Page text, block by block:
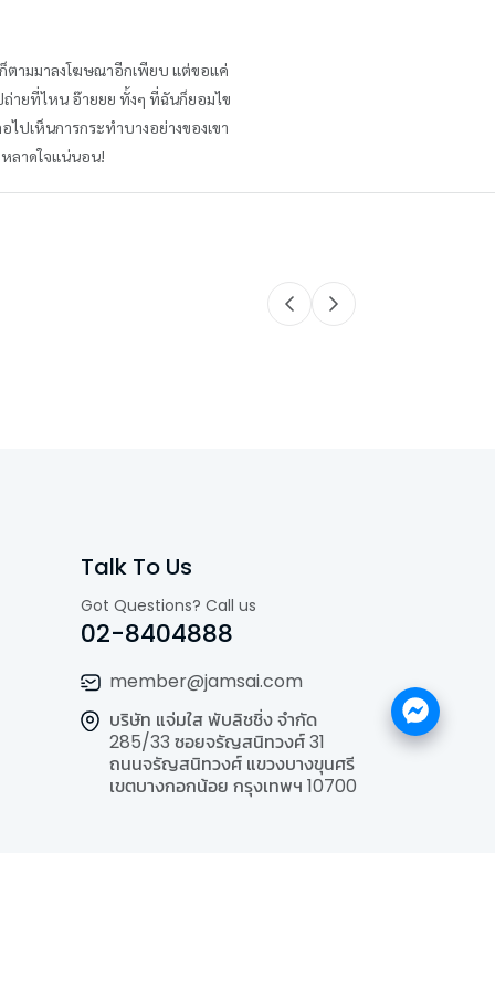
ตามมาลงโฆษณาอีกเพียบ แต่ขอแค่
ถ่ายที่ไหน อ๊ายยย ทั้งๆ ที่ฉันก็ยอมไข
ไปเห็นการกระทำบางอย่างของเขา
ลาดใจแน่นอน!
Talk To Us
Got Questions? Call us
02-8404888
member@jamsai.com
บริษัท แจ่มใส พับลิชชิ่ง จำกัด
285/33 ซอยจรัญสนิทวงศ์ 31
ถนนจรัญสนิทวงศ์ แขวงบางขุนศรี
เขตบางกอกน้อย กรุงเทพฯ 10700